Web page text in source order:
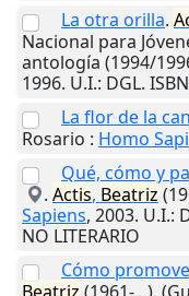
La otra orilla.
Nacional para
antología (1994/
1996. U.I.: DGL.
La flor de la
Rosario : Homo
Qué, cómo y
. Actis, Beatriz
Sapiens, 2003. U.I.:
NO LITERARIO
Cómo